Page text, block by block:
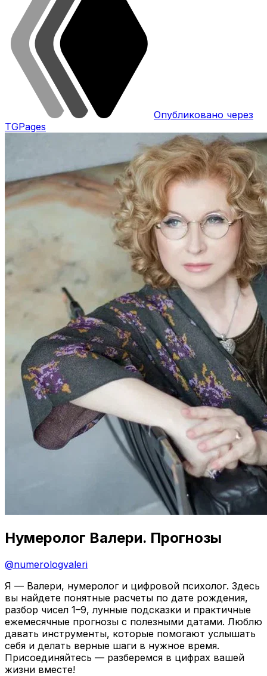
Опубликовано через
TGPages
Нумеролог Валери. Прогнозы
@numerologvaleri
Я — Валери, нумеролог и цифровой психолог. Здесь
вы найдете понятные расчеты по дате рождения,
разбор чисел 1–9, лунные подсказки и практичные
ежемесячные прогнозы с полезными датами. Люблю
давать инструменты, которые помогают услышать
себя и делать верные шаги в нужное время.
Присоединяйтесь — разберемся в цифрах вашей
жизни вместе!